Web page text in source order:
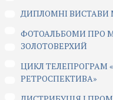
ДИПЛОМНІ ВИСТАВИ
ФОТОАЛЬБОМИ ПРО
ЗОЛОТОВЕРХИЙ
ЦИКЛ ТЕЛЕПРОГРАМ
РЕТРОСПЕКТИВА»